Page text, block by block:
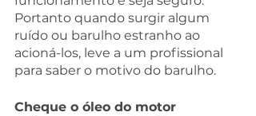
Portanto quando surgir algum
ruído ou barulho estranho ao
acioná-los, leve a um profissional
para saber o motivo do barulho.
Cheque o óleo do motor